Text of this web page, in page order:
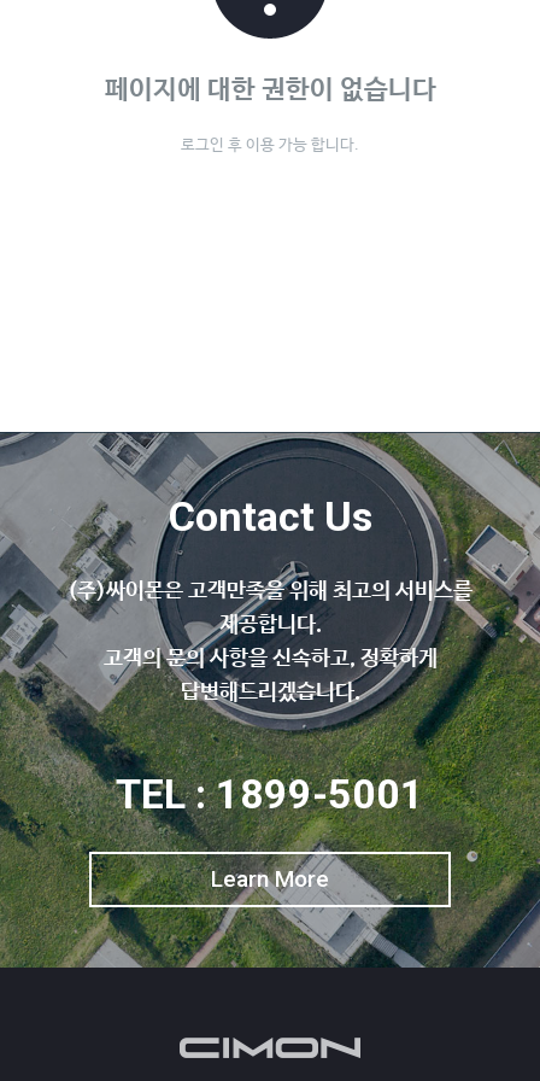
페이지에 대한 권한이 없습니다
로그인 후 이용 가능 합니다.
Contact Us
(주)싸이몬은 고객만족을 위해 최고의 서비스를
제공합니다.
고객의 문의 사항을 신속하고, 정확하게
답변해드리겠습니다.
TEL : 1899-5001
Learn More